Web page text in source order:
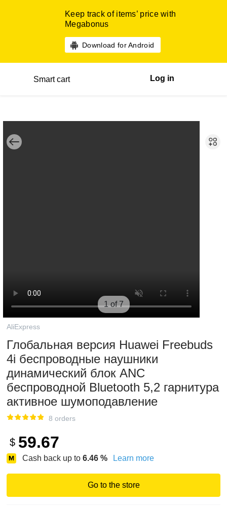
Keep track of items’ price with
Megabonus
Download for Android
Smart cart Log in
1 of 7
AliExpress
Глобальная версия Huawei Freebuds
4i беспроводные наушники
динамический блок ANC
беспроводной Bluetooth 5,2 гарнитура
активное шумоподавление
8 orders
$ 59.67
Cash back up to 6.46 % Learn more
Go to the store